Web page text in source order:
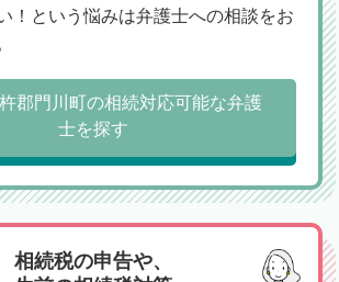
！という悩みは弁護士への相談をお
郡門川町の相続対応可能な弁護
士を探す
相続税の申告や、